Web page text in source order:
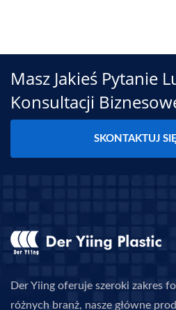
Masz Jakieś Pytanie
Konsultacji
SKONTAKTUJ
Der Yiing oferuje szeroki zakres
różnych branż, nasze główne